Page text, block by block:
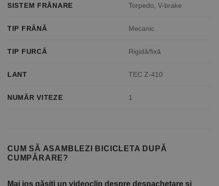
SISTEM FRÂNARE Torpedo, V-brake
TIP FRÂNĂ Mecanic
TIP FURCĂ Rigidă/fixă
LANT TEC Z-410
NUMĂR VITEZE 1
CUM SĂ ASAMBLEZI BICICLETA DUPĂ
CUMPĂRARE?
Mai jos găsiți un videoclip despre despachetare și